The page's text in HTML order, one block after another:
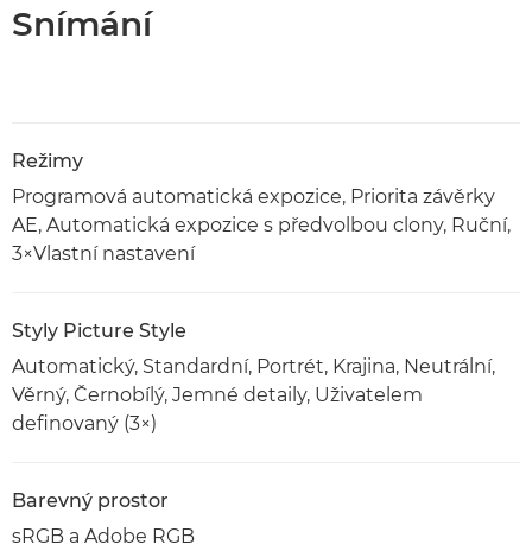
Snímání
Režimy
Programová automatická expozice, Priorita závěrky
AE, Automatická expozice s předvolbou clony, Ruční,
3×Vlastní nastavení
Styly Picture Style
Automatický, Standardní, Portrét, Krajina, Neutrální,
Věrný, Černobílý, Jemné detaily, Uživatelem
definovaný (3×)
Barevný prostor
sRGB a Adobe RGB